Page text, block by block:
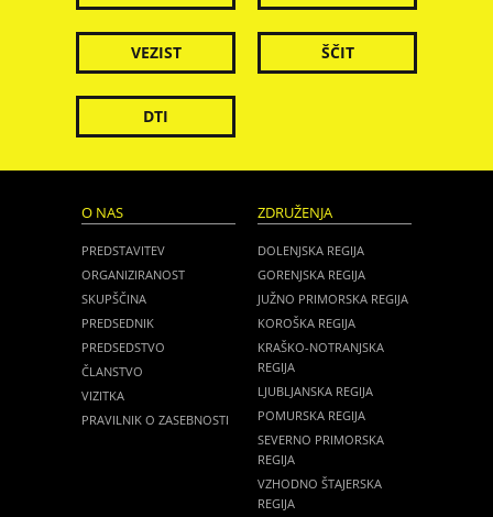
VEZIST ŠČIT
DTI
O NAS
PREDSTAVITEV
ORGANIZIRANOST
SKUPŠČINA
PREDSEDNIK
PREDSEDSTVO
ČLANSTVO
VIZITKA
PRAVILNIK O ZASEBNOSTI
ZDRUŽENJA
DOLENJSKA REGIJA
GORENJSKA REGIJA
JUŽNO PRIMORSKA REGIJA
KOROŠKA REGIJA
KRAŠKO-NOTRANJSKA
REGIJA
LJUBLJANSKA REGIJA
POMURSKA REGIJA
SEVERNO PRIMORSKA
REGIJA
VZHODNO ŠTAJERSKA
REGIJA